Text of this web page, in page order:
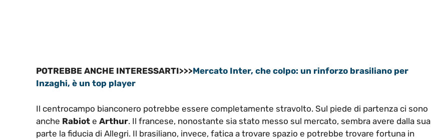
POTREBBE ANCHE INTERESSARTI>>>Mercato Inter, che colpo: un rinforzo brasiliano per
Inzaghi, è un top player
Il centrocampo bianconero potrebbe essere completamente stravolto. Sul piede di partenza ci sono
anche Rabiot e Arthur. Il francese, nonostante sia stato messo sul mercato, sembra avere dalla sua
parte la fiducia di Allegri. Il brasiliano, invece, fatica a trovare spazio e potrebbe trovare fortuna in